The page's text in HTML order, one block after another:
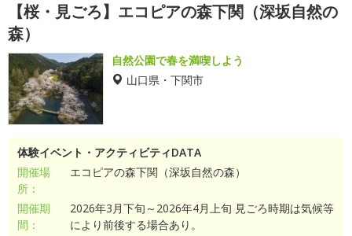
【桜・見ごろ】エコピアの森下関（深坂自然の
森）
自然公園で春を満喫しよう
山口県・下関市
体験イベント・アクティビティDATA
開催場
所：
エコピアの森下関（深坂自然の森）
開催期
間：
2026年3月下旬～2026年4月上旬 見ごろ時期は気候等
により前後する場合あり。